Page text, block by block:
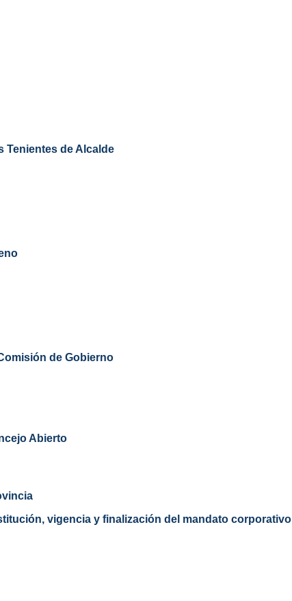
Tenientes de Alcalde
de Gobierno
Abierto
vigencia y finalización del mandato corporativo